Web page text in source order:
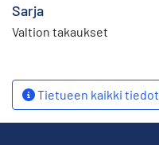
Sarja
Valtion takaukset
Tietueen kaikki tiedot